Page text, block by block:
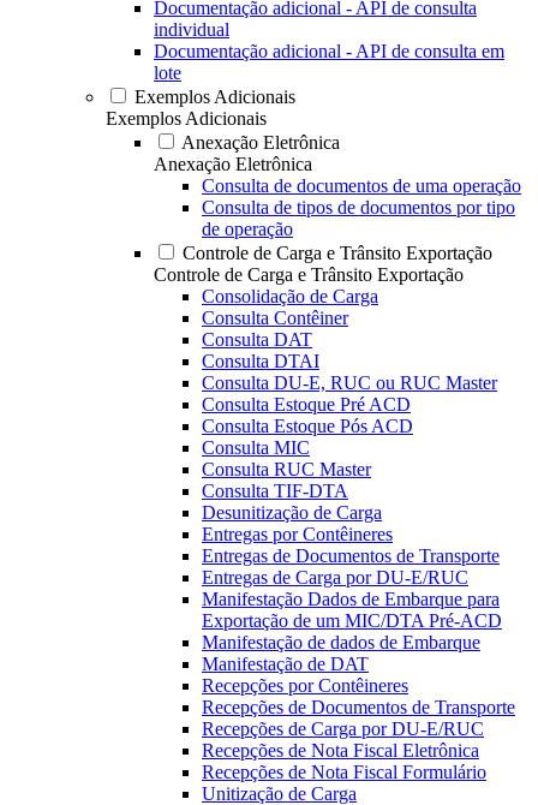
Documentação adicional - API de consulta
individual
Documentação adicional - API de consulta em
lote
Exemplos Adicionais
Exemplos Adicionais
Anexação Eletrônica
Anexação Eletrônica
Consulta de documentos de uma operação
Consulta de tipos de documentos por tipo
de operação
Controle de Carga e Trânsito Exportação
Controle de Carga e Trânsito Exportação
Consolidação de Carga
Consulta Contêiner
Consulta DAT
Consulta DTAI
Consulta DU-E, RUC ou RUC Master
Consulta Estoque Pré ACD
Consulta Estoque Pós ACD
Consulta MIC
Consulta RUC Master
Consulta TIF-DTA
Desunitização de Carga
Entregas por Contêineres
Entregas de Documentos de Transporte
Entregas de Carga por DU-E/RUC
Manifestação Dados de Embarque para
Exportação de um MIC/DTA Pré-ACD
Manifestação de dados de Embarque
Manifestação de DAT
Recepções por Contêineres
Recepções de Documentos de Transporte
Recepções de Carga por DU-E/RUC
Recepções de Nota Fiscal Eletrônica
Recepções de Nota Fiscal Formulário
Unitização de Carga